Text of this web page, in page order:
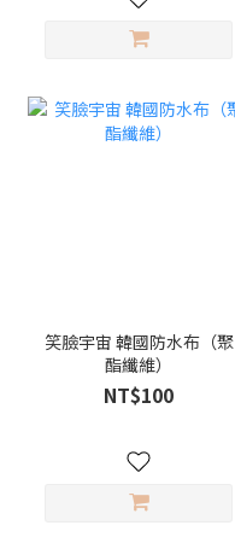
笑臉宇宙 韓國防水布（聚
酯纖維）
NT$100